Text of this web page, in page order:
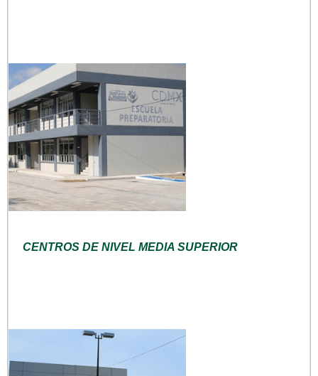
CENTROS DE NIVEL MEDIA SUPERIOR